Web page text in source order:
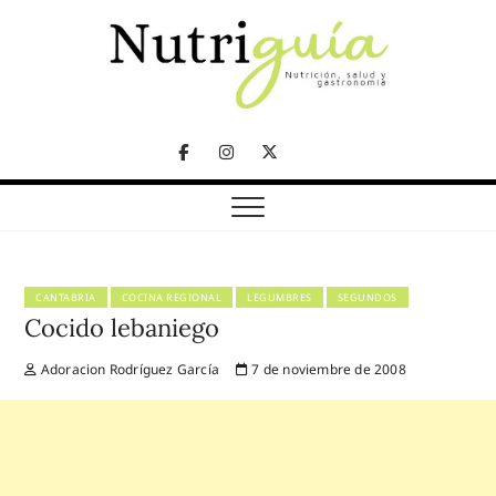
FacebookInstagram
Twitter
Telegram
Nutriguía (Desde
2002)
CANTABRIA COCINA REGIONAL LEGUMBRES SEGUNDOS
Cocido lebaniego
Adoracion Rodríguez García 7 de noviembre de 2008